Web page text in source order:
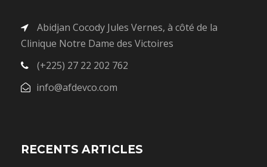
Abidjan Cocody Jules Vernes, à côté de la
Clinique Notre Dame des Victoires
(+225) 27 22 202 762
info@afdevco.com
RECENTS ARTICLES